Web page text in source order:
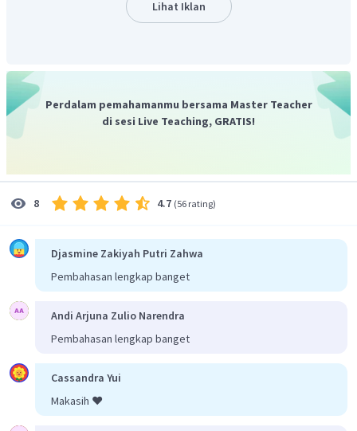
H membentukH
Jadi, spesi yang dapat bertindak sebagai asam maupun
basa adalah
2
Lihat Iklan
Perdalam pemahamanmu bersama Master Teacher
di sesi Live Teaching, GRATIS!
8 4.7 (56 rating)
Djasmine Zakiyah Putri Zahwa
Pembahasan lengkap banget
Andi Arjuna Zulio Narendra
Pembahasan lengkap banget
Cassandra Yui
Makasih ❤️